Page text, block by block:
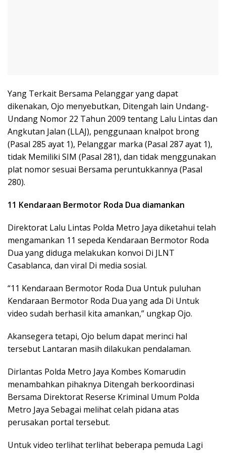
Yang Terkait Bersama Pelanggar yang dapat
dikenakan, Ojo menyebutkan, Ditengah lain Undang-
Undang Nomor 22 Tahun 2009 tentang Lalu Lintas dan
Angkutan Jalan (LLAJ), penggunaan knalpot brong
(Pasal 285 ayat 1), Pelanggar marka (Pasal 287 ayat 1),
tidak Memiliki SIM (Pasal 281), dan tidak menggunakan
plat nomor sesuai Bersama peruntukkannya (Pasal
280).
11 Kendaraan Bermotor Roda Dua diamankan
Direktorat Lalu Lintas Polda Metro Jaya diketahui telah
mengamankan 11 sepeda Kendaraan Bermotor Roda
Dua yang diduga melakukan konvoi Di JLNT
Casablanca, dan viral Di media sosial.
“11 Kendaraan Bermotor Roda Dua Untuk puluhan
Kendaraan Bermotor Roda Dua yang ada Di Untuk
video sudah berhasil kita amankan,” ungkap Ojo.
Akansegera tetapi, Ojo belum dapat merinci hal
tersebut Lantaran masih dilakukan pendalaman.
Dirlantas Polda Metro Jaya Kombes Komarudin
menambahkan pihaknya Ditengah berkoordinasi
Bersama Direktorat Reserse Kriminal Umum Polda
Metro Jaya Sebagai melihat celah pidana atas
perusakan portal tersebut.
Untuk video terlihat terlihat beberapa pemuda Lagi